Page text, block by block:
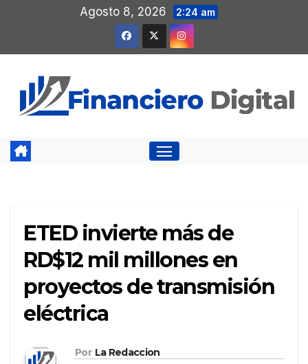
contenido
Agosto 8, 2026 2:24 am
ETED invierte más de
RD$12 mil millones en
proyectos de transmisión
eléctrica
Por La Redaccion